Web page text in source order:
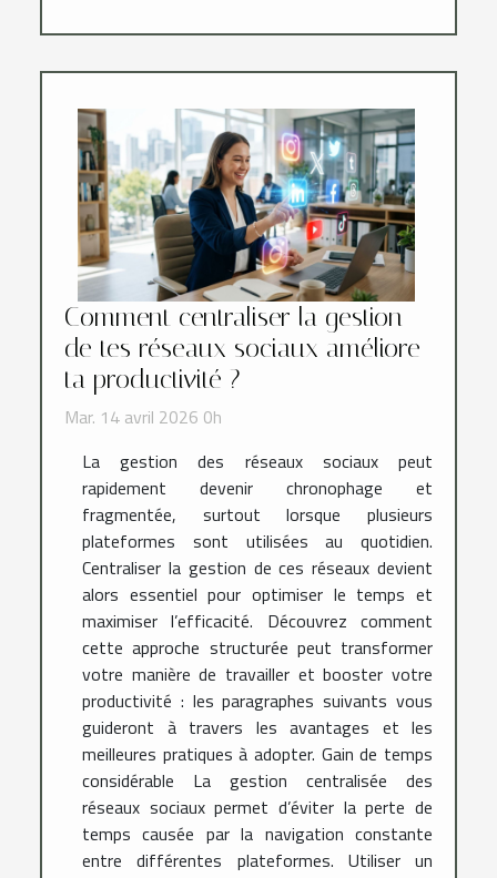
Comment centraliser la gestion
de tes réseaux sociaux améliore
ta productivité ?
Mar. 14 avril 2026 0h
La gestion des réseaux sociaux peut
rapidement devenir chronophage et
fragmentée, surtout lorsque plusieurs
plateformes sont utilisées au quotidien.
Centraliser la gestion de ces réseaux devient
alors essentiel pour optimiser le temps et
maximiser l’efficacité. Découvrez comment
cette approche structurée peut transformer
votre manière de travailler et booster votre
productivité : les paragraphes suivants vous
guideront à travers les avantages et les
meilleures pratiques à adopter. Gain de temps
considérable La gestion centralisée des
réseaux sociaux permet d’éviter la perte de
temps causée par la navigation constante
entre différentes plateformes. Utiliser un